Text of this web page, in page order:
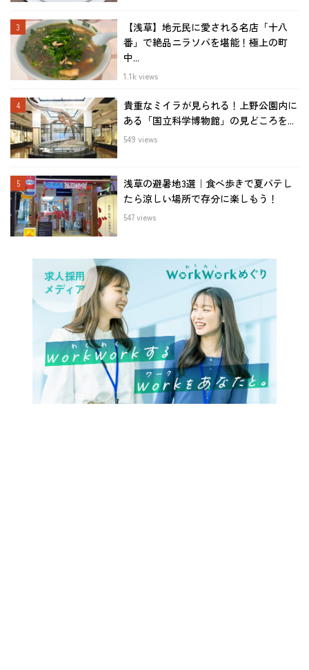
【浅草】地元民に愛される名店「十八
番」で絶品ニラソバを堪能！極上の町
中...
1.1k views
貴重なミイラが見られる！上野公園内に
ある「国立科学博物館」の見どころを...
549 views
浅草の避暑地3選｜食べ歩きで夏バテし
たら涼しい場所で存分に楽しもう！
547 views